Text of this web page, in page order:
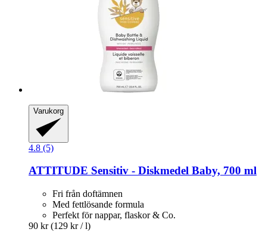
Varukorg
4.8 (5)
ATTITUDE Sensitiv -​ Diskmedel Baby, 700 ml
Fri från doftämnen
Med fettlösande formula
Perfekt för nappar, flaskor & Co.
90 kr (129 kr / l)